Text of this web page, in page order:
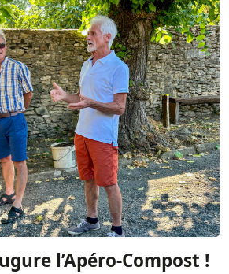
l’Apéro-Compost !